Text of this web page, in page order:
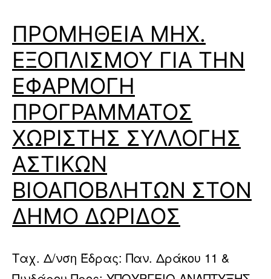
ΠΡΟΜΗΘΕΙΑ ΜΗΧ.
ΕΞΟΠΛΙΣΜΟΥ ΓΙΑ ΤΗΝ
ΕΦΑΡΜΟΓΗ
ΠΡΟΓΡΑΜΜΑΤΟΣ
ΧΩΡΙΣΤΗΣ ΣΥΛΛΟΓΗΣ
ΑΣΤΙΚΩΝ
ΒΙΟΑΠΟΒΛΗΤΩΝ ΣΤΟΝ
ΔΗΜΟ ΔΩΡΙΔΟΣ
Ταχ. Δ/νση Έδρας: Παν. Δράκου 11 &